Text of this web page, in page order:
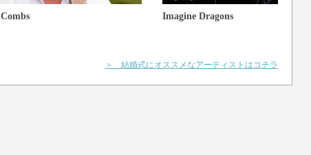
Imagine Dragons
＞ 結婚式にオススメなアーティストはコチラ